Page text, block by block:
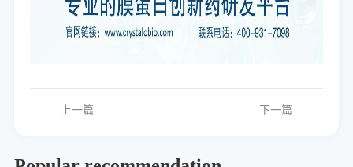
上一篇 下一篇